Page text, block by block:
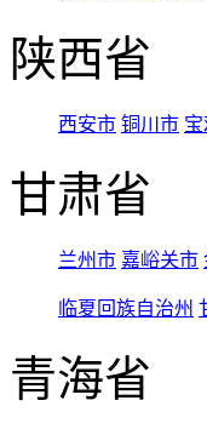
陕西省
西安市 铜川市
甘肃省
兰州市 嘉峪关市
临夏回族自治州
青海省